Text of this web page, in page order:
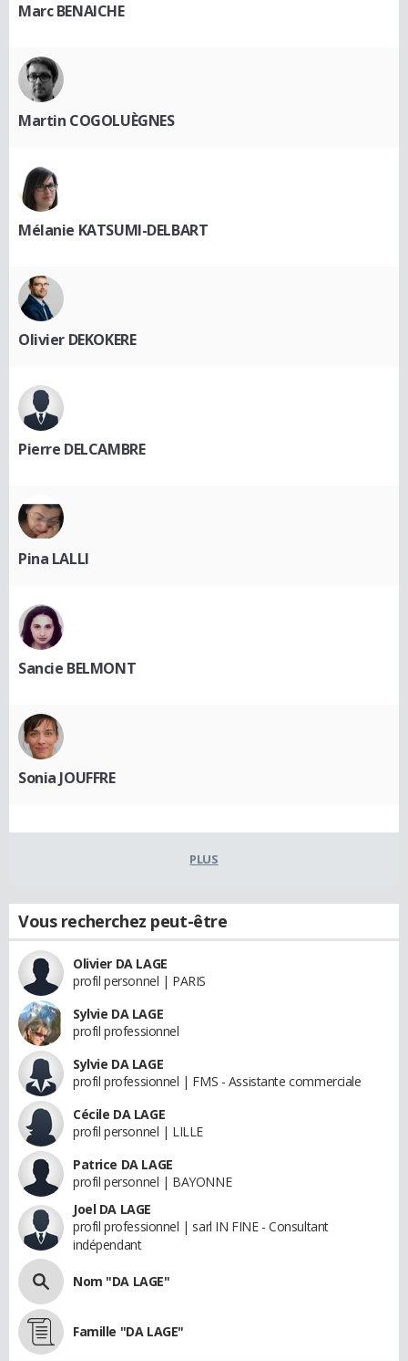
Marc BENAICHE
Martin COGOLUÈGNES
Mélanie KATSUMI-DELBART
Olivier DEKOKERE
Pierre DELCAMBRE
Pina LALLI
Sancie BELMONT
Sonia JOUFFRE
PLUS
Vous recherchez peut-être
Olivier DA LAGE
profil personnel | PARIS
Sylvie DA LAGE
profil professionnel
Sylvie DA LAGE
profil professionnel | FMS - Assistante commerciale
Cécile DA LAGE
profil personnel | LILLE
Patrice DA LAGE
profil personnel | BAYONNE
Joel DA LAGE
profil professionnel | sarl IN FINE - Consultant
indépendant
Nom "DA LAGE"
Famille "DA LAGE"